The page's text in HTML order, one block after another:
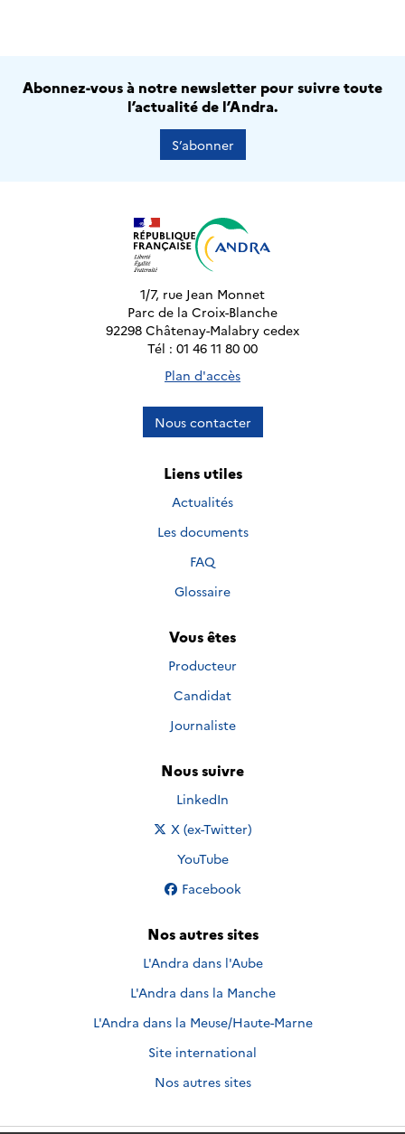
Abonnez-vous à notre newsletter pour suivre toute
l’actualité de l’Andra.
S’abonner
1/7, rue Jean Monnet
Parc de la Croix-Blanche
92298 Châtenay-Malabry cedex
Tél : 01 46 11 80 00
Plan d'accès
Nous contacter
Liens utiles
Actualités
Les documents
FAQ
Glossaire
Vous êtes
Producteur
Candidat
Journaliste
Nous suivre
Nous suivre sur
LinkedIn
Nous suivre sur
X (ex-Twitter)
Nous suivre sur
YouTube
Nous suivre sur
Facebook
Nos autres sites
L'Andra dans l'Aube
L'Andra dans la Manche
L'Andra dans la Meuse/Haute-Marne
Site international
Nos autres sites